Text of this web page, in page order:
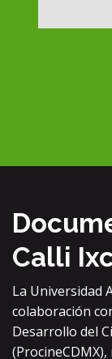
Calli
La Universidad
colaboración
Desarrollo del